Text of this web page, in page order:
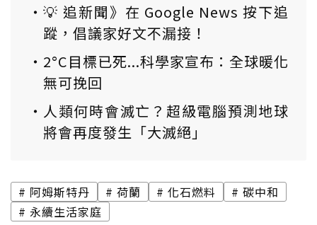
💡 追新聞》在 Google News 按下追
蹤，倡議家好文不漏接！
2°C目標已死...科學家宣布：全球暖化
無可挽回
人類何時會滅亡？超級電腦預測地球
將會再度發生「大滅絕」
阿姆斯特丹 荷蘭 化石燃料
碳中和
永續生活家庭